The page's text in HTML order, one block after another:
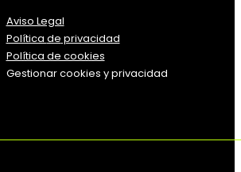
Aviso Legal
Política de privacidad
Política de cookies
Gestionar cookies y privacidad